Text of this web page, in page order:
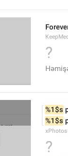
?
%1$s
%1$s
xPhotos
?